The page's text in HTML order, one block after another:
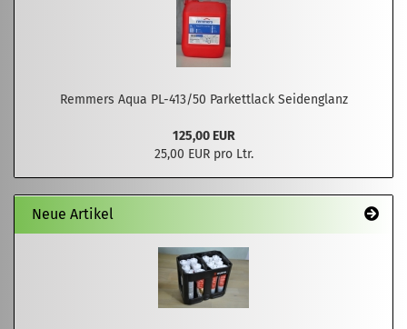
Remmers Aqua PL-413/50 Parkettlack Seidenglanz
125,00 EUR
25,00 EUR pro Ltr.
Neue Artikel